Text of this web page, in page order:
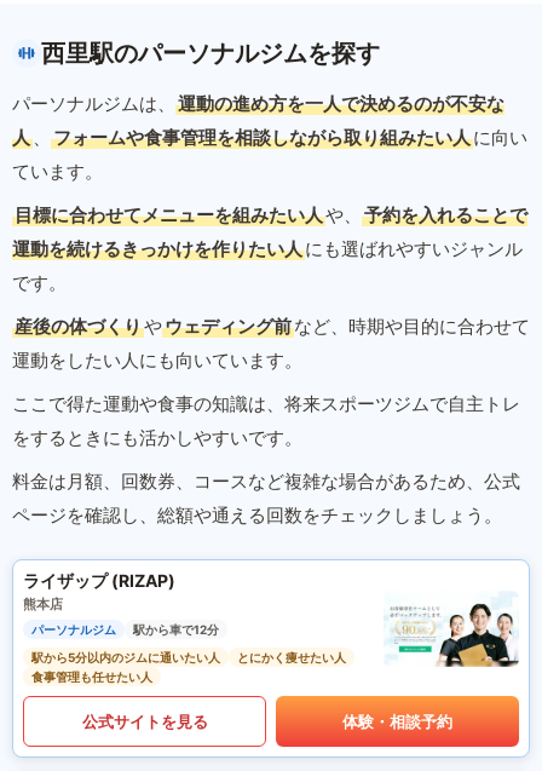
西里駅のパーソナルジムを探す
パーソナルジムは、
運動の進め方を一人で決めるのが不安な
人 、 フォームや食事管理を相談しながら取り組みたい人に向い
ています。
目標に合わせてメニューを組みたい人や、
予約を入れることで
運動を続けるきっかけを作りたい人にも選ばれやすいジャンル
です。
産後の体づくりやウェディング前など、時期や目的に合わせて
運動をしたい人にも向いています。
ここで得た運動や食事の知識は、将来スポーツジムで自主トレ
をするときにも活かしやすいです。
料金は月額、回数券、コースなど複雑な場合があるため、公式
ページを確認し、総額や通える回数をチェックしましょう。
ライザップ (RIZAP)
熊本店
パーソナルジム
駅から車で12分
駅から5分以内のジムに通いたい人
とにかく痩せたい人
食事管理も任せたい人
公式サイトを見る 体験・相談予約